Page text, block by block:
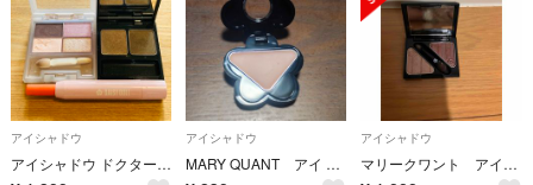
アイシャドウ
アイシャドウ ドクターシーラボ チャコット デイジードール
アイシャドウ
MARY QUANT アイ プライマー 01
アイシャドウ
マリークワント アイシャドウ